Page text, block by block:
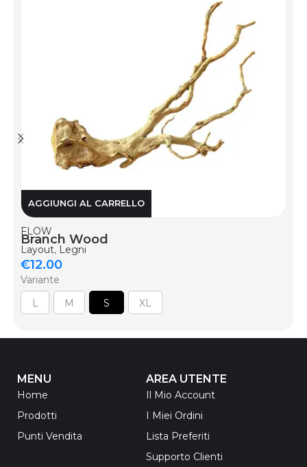
AGGIUNGI AL CARRELLO
FLOW
Branch Wood
Layout, Legni
€12.00
Variante
L
M S XL
MENU
Home
Prodotti
Punti Vendita
AREA UTENTE
Il Mio Account
I Miei Ordini
Lista Preferiti
Supporto Clienti